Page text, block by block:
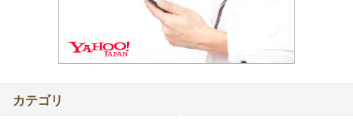
カテゴリ